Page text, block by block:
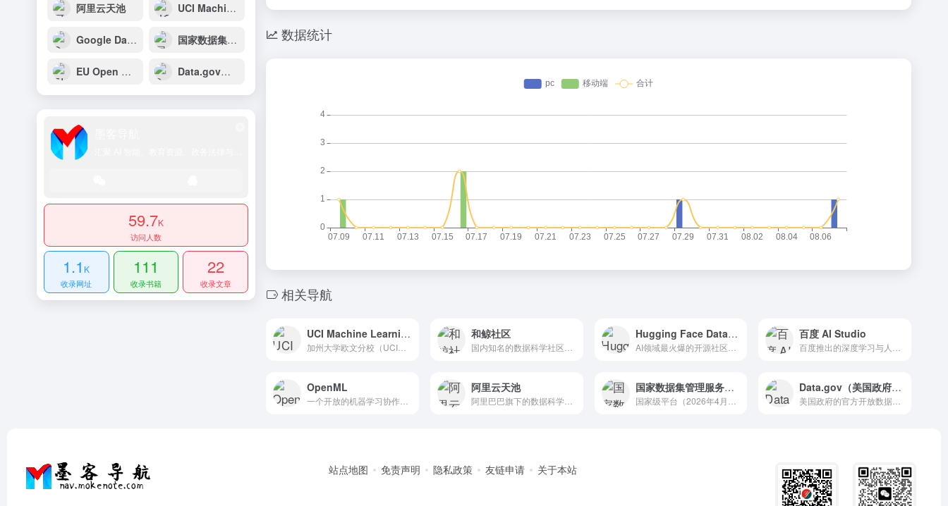
数据统计
相关导航
UCI Machine Learning Repository 和鲸社区 Hugging Face Datasets 百度 AI Studio
OpenML 阿里云天池
阿里巴巴旗下的数据科学竞赛与大数据平台
国家数据集管理服务平台 Data.gov（美国政府开放数据）
阿里云天池 UCI Machine Learning Repository
Google Dataset Search 国家数据集管理服务平台
EU Open Data Portal（欧盟开放数据） Data.gov（美国政府开放数据）
59.7K
访问人数
1.1 K
收录网址
111
收录书籍
22
收录文章
站点地图 免责声明 隐私政策 友链申请 关于本站